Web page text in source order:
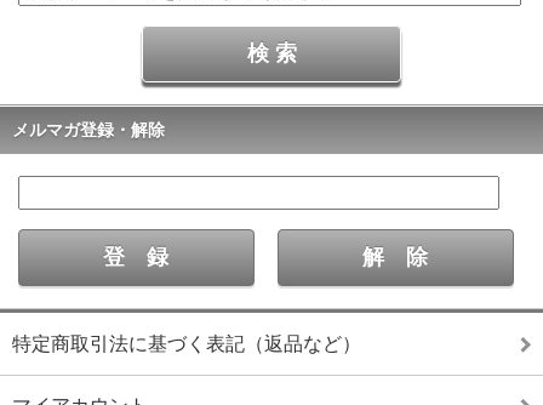
メルマガ登録・解除
特定商取引法に基づく表記（返品など）